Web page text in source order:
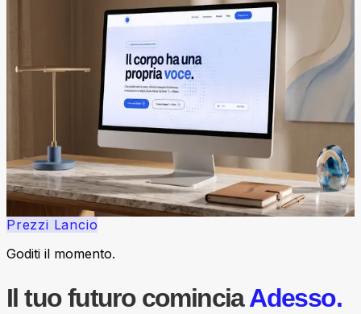
Solo ciò che serve,
al massimo delle prestazioni.
La maggior parte dei siti web oggi è appesantita da plugin
inutili e codice ridondante. Il mio approccio è l'opposto:
costruisco solo ciò che serve, garantendo una velocità
che i tuoi competitor possono solo sognare.
Che si tratti di un tema WordPress creato da zero o di
un'applicazione Next.js all'avanguardia, il focus resta lo
stesso:conversioni, posizionamento SEO e facilità di
gestione.
Prezzi Lancio
Goditi il momento.
Il tuo futuro cominciaAdesso.